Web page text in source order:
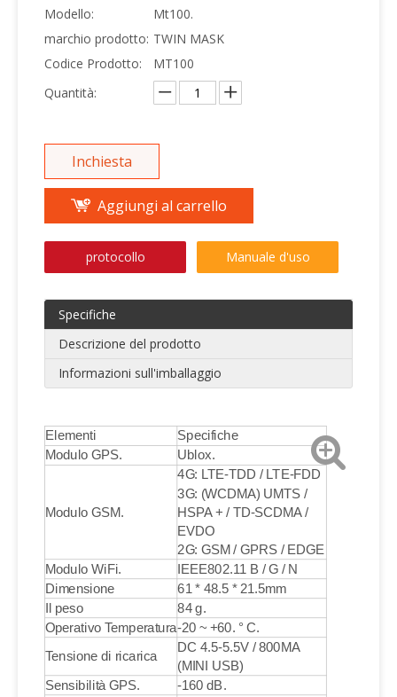
Modello:
Mt100.
marchio prodotto: TWIN MASK
Codice Prodotto:
MT100
Quantità:
Inchiesta
Aggiungi al carrello
protocollo Manuale d'uso
Specifiche
Descrizione del prodotto
Informazioni sull'imballaggio
Elementi Specifiche
Modulo GPS. Ublox.
Modulo GSM.
4G: LTE-TDD / LTE-FDD
3G: (WCDMA) UMTS /
HSPA + / TD-SCDMA /
EVDO
2G: GSM / GPRS / EDGE
Modulo WiFi.
IEEE802.11 B / G / N
Dimensione
61 * 48.5 * 21.5mm
Il peso
84 g.
Operativo Temperatura-20 ~ +60. ° C.
Tensione di ricarica
DC 4.5-5.5V / 800MA
(MINI USB)
Sensibilità GPS.
-160 dB.